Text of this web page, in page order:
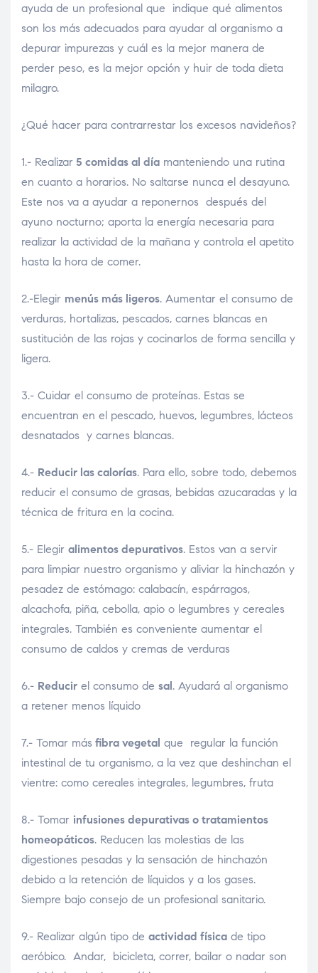
ayuda de un profesional que indique qué alimentos
son los más adecuados para ayudar al organismo a
depurar impurezas y cuál es la mejor manera de
perder peso, es la mejor opción y huir de toda dieta
milagro.
¿Qué hacer para contrarrestar los excesos navideños?
1.- Realizar 5 comidas al día manteniendo una rutina
en cuanto a horarios. No saltarse nunca el desayuno.
Este nos va a ayudar a reponernos después del
ayuno nocturno; aporta la energía necesaria para
realizar la actividad de la mañana y controla el apetito
hasta la hora de comer.
2.-Elegir menús más ligeros. Aumentar el consumo de
verduras, hortalizas, pescados, carnes blancas en
sustitución de las rojas y cocinarlos de forma sencilla y
ligera.
3.- Cuidar el consumo de proteínas. Estas se
encuentran en el pescado, huevos, legumbres, lácteos
desnatados y carnes blancas.
4.- Reducir las calorías. Para ello, sobre todo, debemos
reducir el consumo de grasas, bebidas azucaradas y la
técnica de fritura en la cocina.
5.- Elegir alimentos depurativos. Estos van a servir
para limpiar nuestro organismo y aliviar la hinchazón y
pesadez de estómago: calabacín, espárragos,
alcachofa, piña, cebolla, apio o legumbres y cereales
integrales. También es conveniente aumentar el
consumo de caldos y cremas de verduras
6.- Reducir el consumo de sal. Ayudará al organismo
a retener menos líquido
7.- Tomar más fibra vegetal que regular la función
intestinal de tu organismo, a la vez que deshinchan el
vientre: como cereales integrales, legumbres, fruta
8.- Tomar infusiones depurativas o tratamientos
homeopáticos. Reducen las molestias de las
digestiones pesadas y la sensación de hinchazón
debido a la retención de líquidos y a los gases.
Siempre bajo consejo de un profesional sanitario.
9.- Realizar algún tipo de actividad física de tipo
aeróbico. Andar, bicicleta, correr, bailar o nadar son